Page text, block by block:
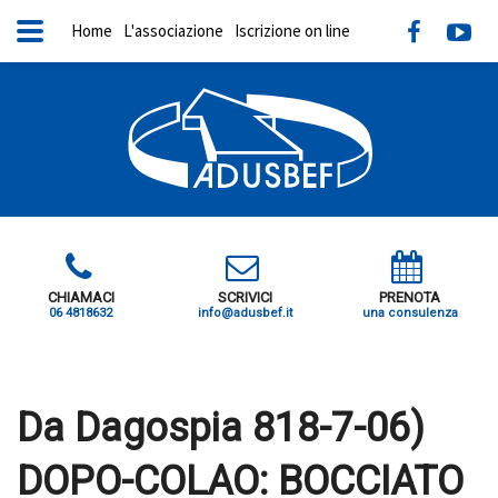
CHIAMACI
06 4818632
SCRIVICI
info@adusbef.it
PRENOTA
una consulenza
Home L'associazione Iscrizione on line
Da Dagospia 818-7-06)
DOPO-COLAO: BOCCIATO